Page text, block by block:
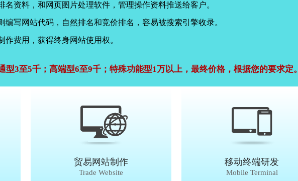
名资料，和网页图片处理软件，管理操作资料推送给客户。
编写网站代码，自然排名和竞价排名，容易被搜索引擎收录。
作费用，获得终身网站使用权。
型3至5千；高端型6至9千；特殊功能型1万以上，最终价格，根据您的要求定。
公司官网建设
Company Website
贸易网站制作
Trade Website
贸易网站制作
Trade Website
移动终端研发
Mobile Terminal